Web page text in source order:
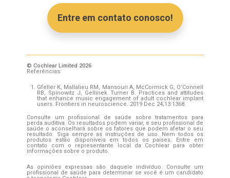
Entre em contato conosco!
© Cochlear Limited 2026
Referências:
Gfeller K, Mallalieu RM, Mansouri A, McCormick G, O’Connell
RB, Spinowitz J, Gellinek Turner B. Practices and attitudes
that enhance music engagement of adult cochlear implant
users. Frontiers in neuroscience. 2019 Dec 24;13:1368.
Consulte um profissional de saúde sobre tratamentos para
perda auditiva. Os resultados podem variar, e seu profissional de
saúde o aconselhará sobre os fatores que podem afetar o seu
resultado. Siga sempre as instruções de uso. Nem todos os
produtos estão disponíveis em todos os países. Entre em
contato com o representante local da Cochlear para obter
informações sobre o produto.
As opiniões expressas são daquele indivíduo. Consulte um
profissional de saúde para determinar se você é um candidato